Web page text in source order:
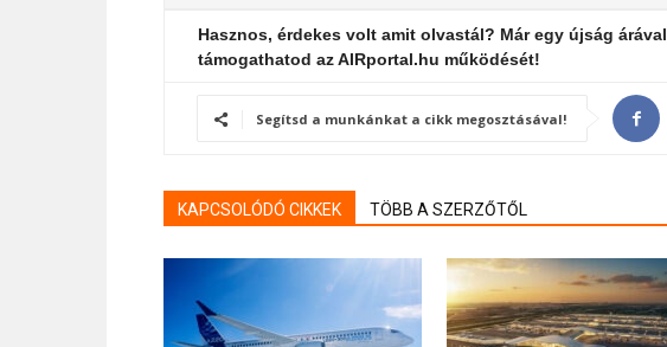
Hasznos, érdekes volt amit olvastál? Már egy újság árával
támogathatod az AIRportal.hu működését!
Segítsd a munkánkat a cikk megosztásával!
KAPCSOLÓDÓ CIKKEK TÖBB A SZERZŐTŐL